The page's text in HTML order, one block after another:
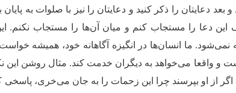
دعایتان را ذکر کنید و دعایتان را نیز با صلوات به
دعا را مستجاب کنم و میان آن‌ها را مستجاب نکنم.
نمی‌شود. ما انسان‌ها در انگیزه آگاهانه خود، همیشه
و واقعا می‌خواهد به دیگران خدمت کند. مثال روشن این
از او بپرسند چرا این زحمات را به جان می‌خری،